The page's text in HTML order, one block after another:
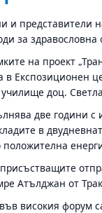
и представители
за здравословна
на проект
в Експозиционен
училище доц.
две години
в
Атълджан от
високия форум